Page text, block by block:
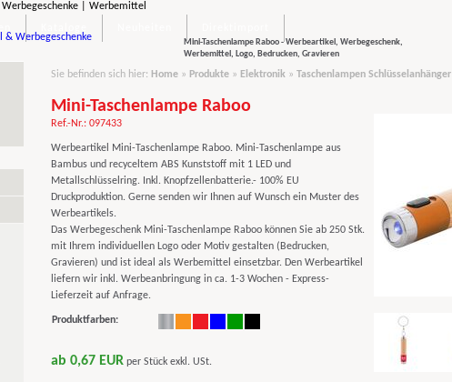
Mini-Taschenlampe Raboo - Werbeartikel, Werbegeschenk,
Werbemittel, Logo, Bedrucken, Gravieren
Sie befinden sich hier: Home» Produkte» Elektronik» Taschenlampen Schlüsselanhänger
Mini-Taschenlampe Raboo
Ref.-Nr.: 097433
Werbeartikel Mini-Taschenlampe Raboo. Mini-Taschenlampe aus
Bambus und recyceltem ABS Kunststoff mit 1 LED und
Metallschlüsselring. Inkl. Knopfzellenbatterie.- 100% EU
Druckproduktion. Gerne senden wir Ihnen auf Wunsch ein Muster des
Werbeartikels.
Das Werbegeschenk Mini-Taschenlampe Raboo können Sie ab 250 Stk.
mit Ihrem individuellen Logo oder Motiv gestalten (Bedrucken,
Gravieren) und ist ideal als Werbemittel einsetzbar. Den Werbeartikel
liefern wir inkl. Werbeanbringung in ca. 1-3 Wochen - Express-
Lieferzeit auf Anfrage.
Produktfarben:
ab 0,67 EURper Stück exkl. USt.